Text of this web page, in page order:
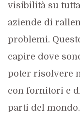
visibilità su
aziende di
problemi.
capire dove
poter risolvere
con fornitori e
parti del mondo.